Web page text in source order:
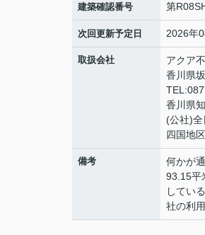
建築確認番号 第
次回更新予定日 2026年
取扱会社
アクア
香川県
香川県
(公社)
四国地
備考
何かが
93.15平
してい
社の利